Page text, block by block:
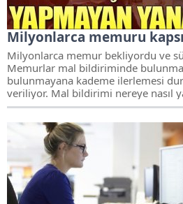
Milyonlarca memuru
Milyonlarca memur bekliyordu ve
Memurlar mal bildiriminde
bulunmayana kademe ilerlemesi
veriliyor. Mal bildirimi nereye nasıl